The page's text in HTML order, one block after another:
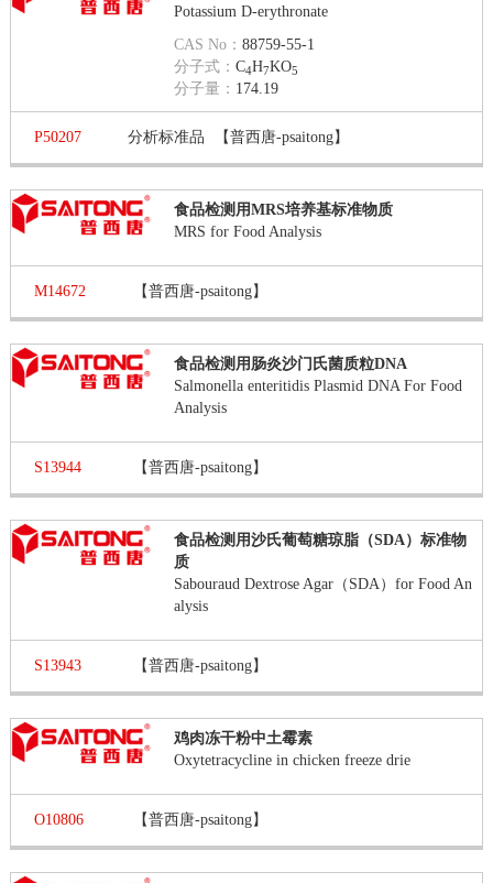
Potassium D-erythronate
CAS No：88759-55-1
分子式：C4H7KO5
分子量： 174.19
P50207 分析标准品 【普西唐-psaitong】
食品检测用MRS培养基标准物质
MRS for Food Analysis
M14672 【普西唐-psaitong】
食品检测用肠炎沙门氏菌质粒DNA
Salmonella enteritidis Plasmid DNA For Food
Analysis
S13944 【普西唐-psaitong】
食品检测用沙氏葡萄糖琼脂（SDA）标准物
质
Sabouraud Dextrose Agar（SDA）for Food An
alysis
S13943 【普西唐-psaitong】
鸡肉冻干粉中土霉素
Oxytetracycline in chicken freeze drie
O10806 【普西唐-psaitong】